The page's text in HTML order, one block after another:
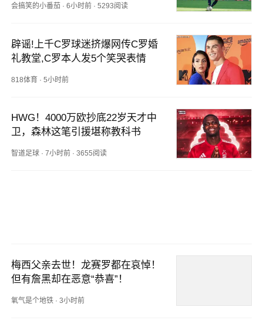
会搞笑的小番茄 ·6小时前 ·5293阅读
辟谣!上千C罗球迷挤爆网传C罗婚
礼教堂,C罗本人发5个笑哭表情
818体育 ·5小时前
HWG！4000万欧抄底22岁天才中
卫，森林这笔引援堪称教科书
智道足球 ·7小时前 ·3655阅读
梅西父亲去世！龙赛罗都在哀悼！
但有詹黑却在恶意“恭喜”！
氧气是个地铁 ·3小时前